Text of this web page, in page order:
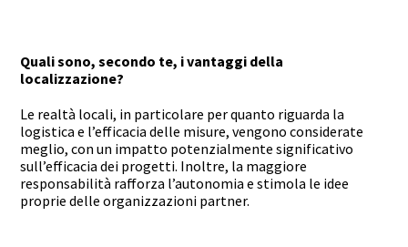
Quali sono, secondo te, i vantaggi della
localizzazione?
Le realtà locali, in particolare per quanto riguarda la
logistica e l’efficacia delle misure, vengono considerate
meglio, con un impatto potenzialmente significativo
sull’efficacia dei progetti. Inoltre, la maggiore
responsabilità rafforza l’autonomia e stimola le idee
proprie delle organizzazioni partner.